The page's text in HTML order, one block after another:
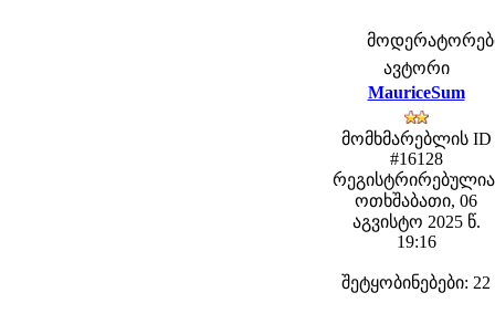
ავტორი
MauriceSum
მომხმარებლის ID
#16128
ოთხშაბათი, 06
აგვისტო 2025 წ.
19:16
შეტყობინებები: 22